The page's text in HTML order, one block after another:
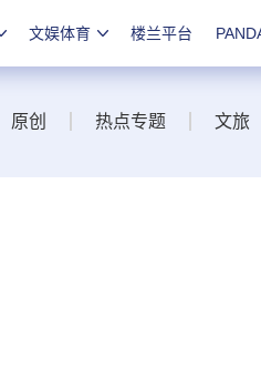
文娱体育 楼兰平台
原创 热点专题 文旅